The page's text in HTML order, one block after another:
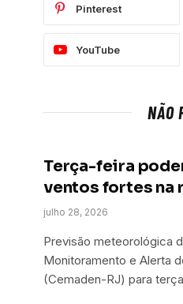
Pinterest
YouTube
NÃO
Terça-feira
ventos fortes na
julho 28, 2026
Previsão meteorológica
Monitoramento e Alerta
(Cemaden-RJ) para